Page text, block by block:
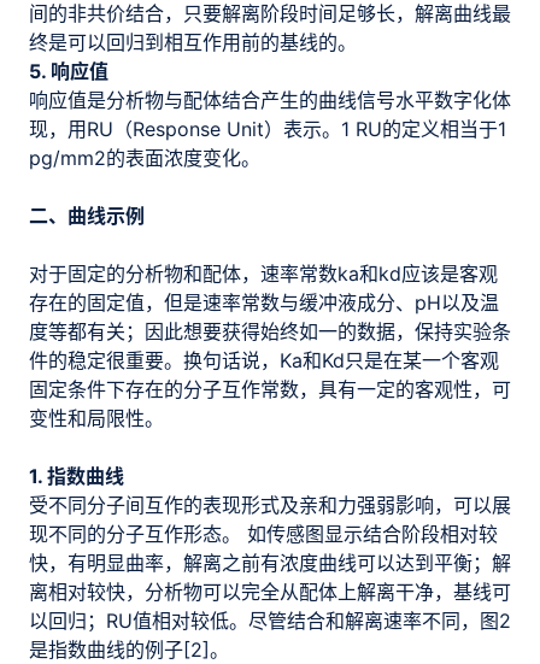
间的非共价结合，只要解离阶段时间足够长，解离曲线最
终是可以回归到相互作用前的基线的。
5. 响应值
响应值是分析物与配体结合产生的曲线信号水平数字化体
现，用RU（Response Unit）表示。1 RU的定义相当于1
pg/mm2的表面浓度变化。
二、曲线示例
对于固定的分析物和配体，速率常数ka和kd应该是客观
存在的固定值，但是速率常数与缓冲液成分、pH以及温
度等都有关；因此想要获得始终如一的数据，保持实验条
件的稳定很重要。换句话说，Ka和Kd只是在某一个客观
固定条件下存在的分子互作常数，具有一定的客观性，可
变性和局限性。
1. 指数曲线
受不同分子间互作的表现形式及亲和力强弱影响，可以展
现不同的分子互作形态。 如传感图显示结合阶段相对较
快，有明显曲率，解离之前有浓度曲线可以达到平衡；解
离相对较快，分析物可以完全从配体上解离干净，基线可
以回归；RU值相对较低。尽管结合和解离速率不同，图2
是指数曲线的例子[2]。